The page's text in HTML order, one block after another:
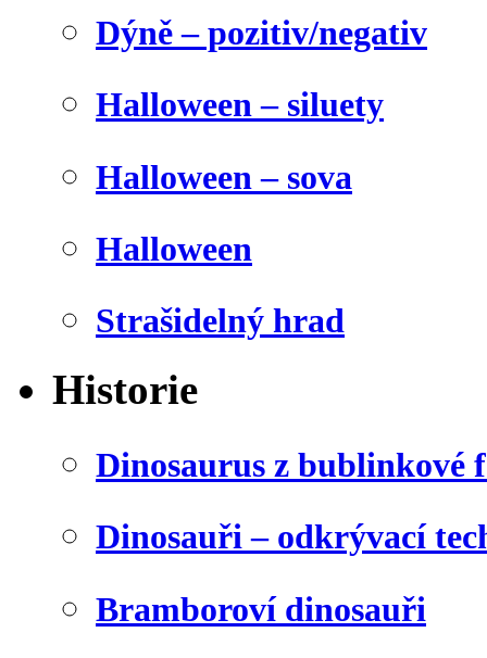
Dýně – pozitiv/negativ
Halloween – siluety
Halloween – sova
Halloween
Strašidelný hrad
Historie
Dinosaurus z bublinkové
Dinosauři – odkrývací
Bramboroví dinosauři